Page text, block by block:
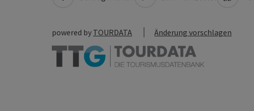
powered by TOURDATA Änderung vorschlagen